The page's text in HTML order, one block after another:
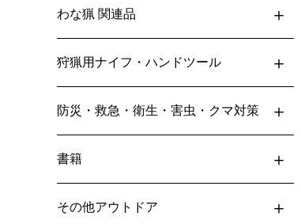
わな猟 関連品
狩猟用ナイフ・ハンドツール
防災・救急・衛生・害虫・クマ対策
書籍
その他アウトドア